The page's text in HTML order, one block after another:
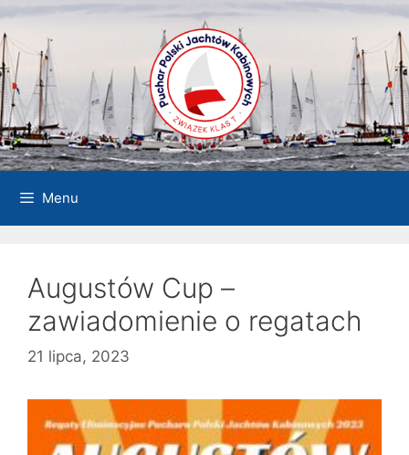
Przejdź
do
treści
Menu
Augustów Cup –
zawiadomienie o regatach
21 lipca, 2023